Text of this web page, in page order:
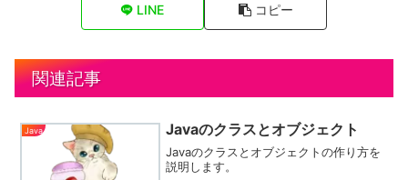
LINE コピー
関連記事
Java Javaのクラスとオブジェクト
Javaのクラスとオブジェクトの作り方を
説明します。